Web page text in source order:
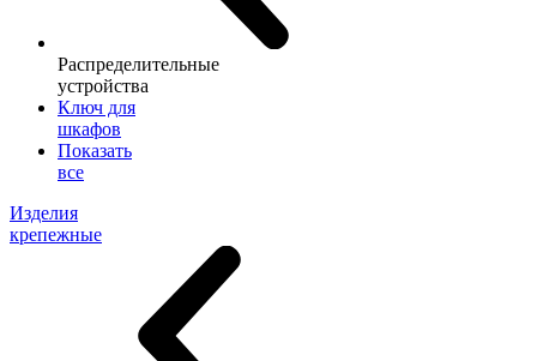
Распределительные
устройства
Ключ для
шкафов
Показать
все
Изделия
крепежные